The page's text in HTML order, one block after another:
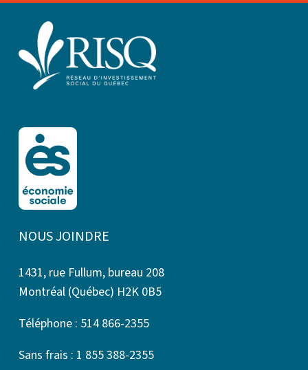
NOUS JOINDRE
1431, rue Fullum, bureau 208
Montréal (Québec) H2K 0B5
Téléphone : 514 866-2355
Sans frais : 1 855 388-2355